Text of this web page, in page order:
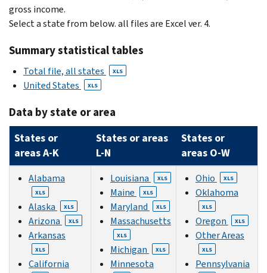
gross income.
Select a state from below. all files are Excel ver. 4.
Summary statistical tables
Total file, all states XLS
United States XLS
Data by state or area
States or
areas A-K
States or areas
L-N
States or
areas O-W
Alabama
XLS
Alaska XLS
Arizona XLS
Arkansas
XLS
California
Louisiana XLS
Maine XLS
Maryland XLS
Massachusetts
XLS
Michigan XLS
Minnesota
Ohio XLS
Oklahoma
XLS
Oregon XLS
Other Areas
XLS
Pennsylvania